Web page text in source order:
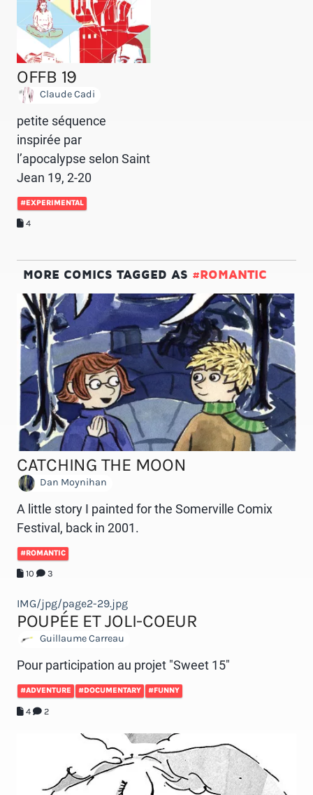
OFFB 19
Claude Cadi
petite séquence
inspirée par
l’apocalypse selon Saint
Jean 19, 2-20
#EXPERIMENTAL
4
MORE COMICS TAGGED AS #ROMANTIC
CATCHING THE MOON
Dan Moynihan
A little story I painted for the Somerville Comix
Festival, back in 2001.
#ROMANTIC
10 3
IMG/jpg/page2-29.jpg
POUPÉE ET JOLI-COEUR
Guillaume Carreau
Pour participation au projet "Sweet 15"
#ADVENTURE #DOCUMENTARY #FUNNY
4 2